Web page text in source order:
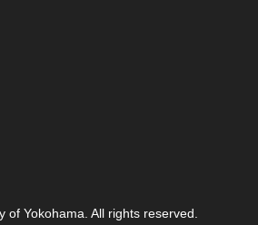
of Yokohama. All rights reserved.